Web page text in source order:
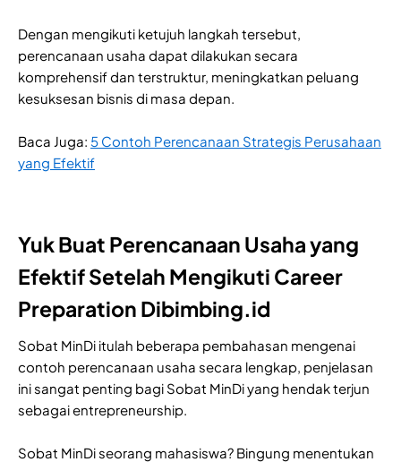
Dengan mengikuti ketujuh langkah tersebut,
perencanaan usaha dapat dilakukan secara
komprehensif dan terstruktur, meningkatkan peluang
kesuksesan bisnis di masa depan.
Baca Juga: 5 Contoh Perencanaan Strategis Perusahaan
yang Efektif
Yuk Buat Perencanaan Usaha yang
Efektif Setelah Mengikuti Career
Preparation Dibimbing.id
Sobat MinDi itulah beberapa pembahasan mengenai
contoh perencanaan usaha secara lengkap, penjelasan
ini sangat penting bagi Sobat MinDi yang hendak terjun
sebagai entrepreneurship.
Sobat MinDi seorang mahasiswa? Bingung menentukan